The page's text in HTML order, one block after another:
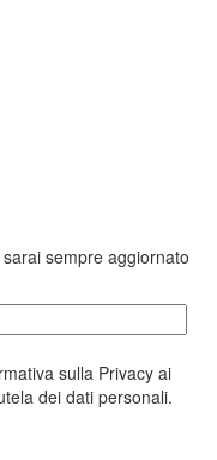
sempre aggiornato
sulla Privacy ai
dei dati personali.